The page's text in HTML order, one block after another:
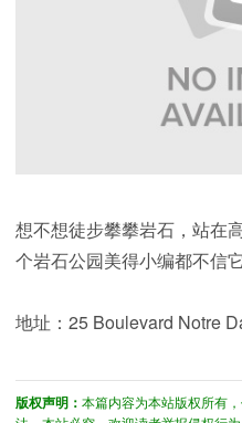
想不想徒步攀攀岩石，站在
个岩石公园美得小编都不信
地址：25 Boulevard Notre
版权声明： 本篇内容为本站版权所有